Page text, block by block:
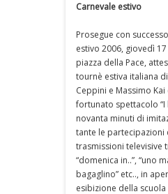
Carnevale estivo
Prosegue con
estivo 2006, giovedì
piazza della Pace,
tournè estiva italiana
Ceppini e Massimo
fortunato spettacolo “I
novanta minuti di
tante le partecipazioni
trasmissioni televisive
“domenica in..”, “uno
bagaglino” etc.., in
esibizione della scuola